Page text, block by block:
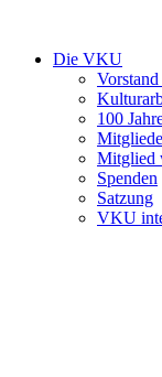
Die VKU
100
Mitglied
Spenden
Satzung
VKU